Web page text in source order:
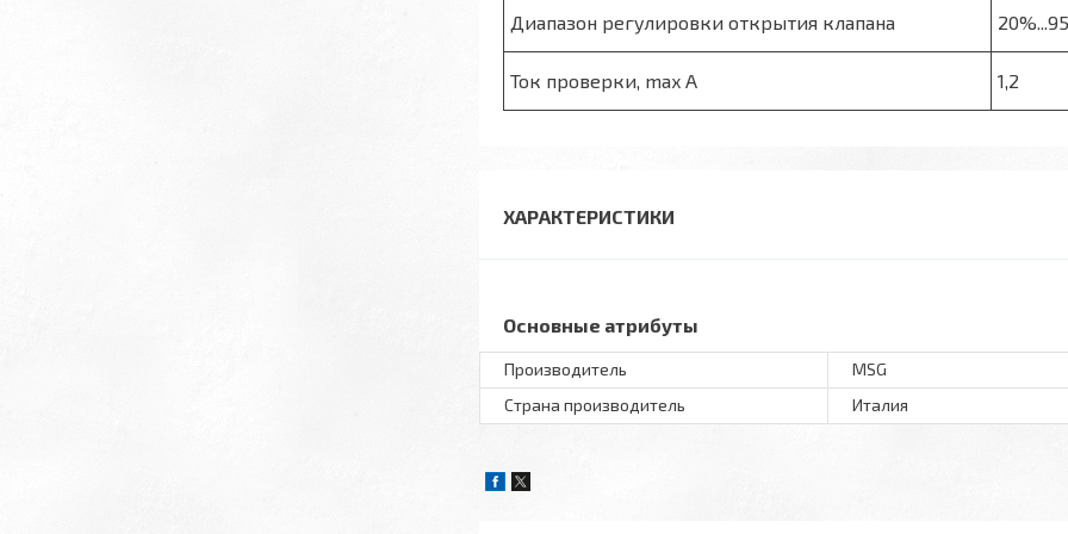
Диапазон регулировки открытия клапана
Ток проверки, max А 1,2
ХАРАКТЕРИСТИКИ
Основные атрибуты
Производитель
MSG
Страна производитель
Италия